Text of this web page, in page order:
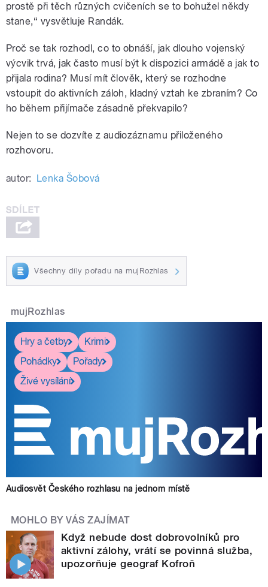
prostě při těch různých cvičeních se to bohužel někdy
stane,“ vysvětluje Randák.
Proč se tak rozhodl, co to obnáší, jak dlouho vojenský
výcvik trvá, jak často musí být k dispozici armádě a jak to
přijala rodina? Musí mít člověk, který se rozhodne
vstoupit do aktivních záloh, kladný vztah ke zbraním? Co
ho během přijímače zásadně překvapilo?
Nejen to se dozvíte z audiozáznamu přiloženého
rozhovoru.
autor: Lenka Šobová
Všechny díly pořadu na mujRozhlas
mujRozhlas
Hry a četby
Krimi
Pohádky
Pořady
Živé vysílání
Audiosvět Českého rozhlasu na jednom místě
MOHLO BY VÁS ZAJÍMAT
Když nebude dost dobrovolníků pro
aktivní zálohy, vrátí se povinná služba,
upozorňuje geograf Kofroň